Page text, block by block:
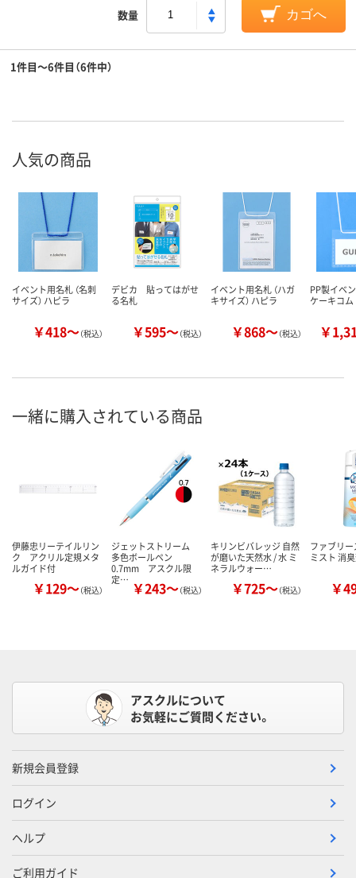
数量 カゴへ
1件目～6件目（6件中）
人気の商品
イベント用名札 （名刺
サイズ） ハピラ
￥418～（税込）
デビカ 貼ってはがせ
る名札
￥595～（税込）
イベント用名札 （ハガ
キサイズ） ハピラ
￥868～（税込）
PP製イベ
ケーキコム
￥
一緒に購入されている商品
伊藤忠リーテイルリン
ク アクリル定規メタ
ルガイド付
￥129～（税込）
ジェットストリーム
多色ボールペン
0.7mm アスクル限
定… ￥243～（税込）
キリンビバレッジ 自然
が磨いた天然水 / 水 ミ
ネラルウォー…
￥725～（税込）
ファブリ
ミスト 消
￥
アスクルについて
お気軽にご質問ください。
新規会員登録
ログイン
ヘルプ
ご利用ガイド